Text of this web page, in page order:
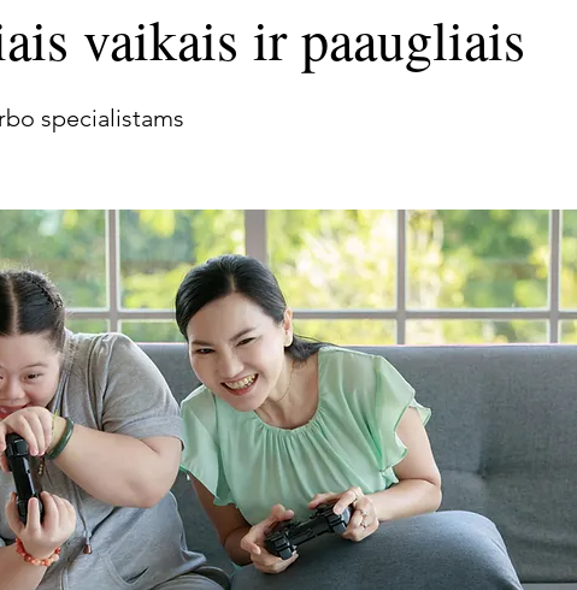
vaikais ir paaugliais
specialistams